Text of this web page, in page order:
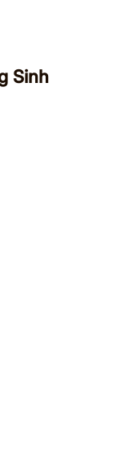
Sinh